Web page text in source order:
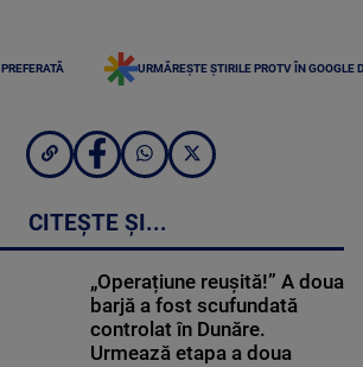
URMĂREȘTE ȘTIRILE PROTV ÎN GOOGLE
CITEȘTE ȘI...
„Operațiune reușită!” A doua
barjă a fost scufundată
controlat în Dunăre.
Urmează etapa a doua